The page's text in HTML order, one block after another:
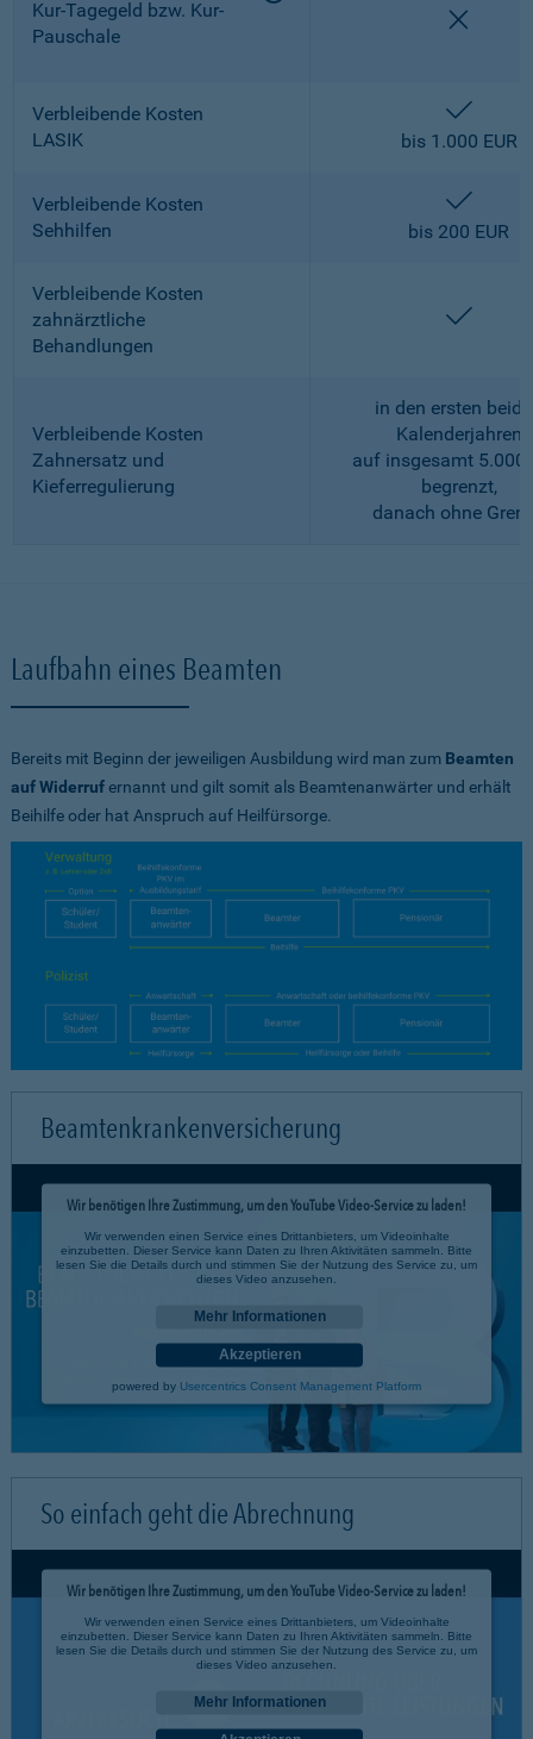
Kur-Tagegeld bzw. Kur-
Pauschale
Verbleibende Kosten
LASIK
bis 1.000 EUR
Verbleibende Kosten
Sehhilfen
bis 200 EUR
Verbleibende Kosten
zahnärztliche
Behandlungen
Verbleibende Kosten
Zahnersatz und
Kieferregulierung
in den ersten
Kalenderjahren
auf insgesamt 5.000
begrenzt,
danach ohne
Laufbahn eines Beamten
Bereits mit Beginn der jeweiligen Ausbildung wird man zum Beamten
auf Widerrufernannt und gilt somit als Beamtenanwärter und erhält
Beihilfe oder hat Anspruch auf Heilfürsorge.
Beamtenkrankenversicherung
Wir benötigen Ihre Zustimmung, um den YouTube Video-Service zu laden!
Wir verwenden einen Service eines Drittanbieters, um Videoinhalte
einzubetten. Dieser Service kann Daten zu Ihren Aktivitäten sammeln. Bitte
lesen Sie die Details durch und stimmen Sie der Nutzung des Service zu, um
dieses Video anzusehen.
Mehr Informationen
Akzeptieren
powered by Usercentrics Consent Management Platform
So einfach geht die Abrechnung
Wir benötigen Ihre Zustimmung, um den YouTube Video-Service zu laden!
Wir verwenden einen Service eines Drittanbieters, um Videoinhalte
einzubetten. Dieser Service kann Daten zu Ihren Aktivitäten sammeln. Bitte
lesen Sie die Details durch und stimmen Sie der Nutzung des Service zu, um
dieses Video anzusehen.
Mehr Informationen